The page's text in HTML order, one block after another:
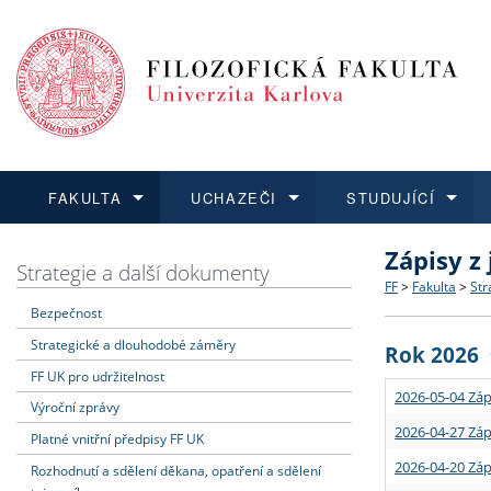
FAKULTA
Dozvědět se více
Struktura
Strategie
Podpora
UCHAZEČI
Podat přihlášku
Co
Učitelské
STUDUJÍCÍ
Dozvědět se více
Rigorózní
Dozvědět se více
O vědě a
Granty a
Dozvědět se více
Aktuální
Strategie a další dokumenty
Bezpečnost
Strategické a dlouhodobé záměry
FF UK pro udržitelnost
Výroční zprávy
Platné vnitřní předpisy FF UK
Rozhodnutí a sdělení děkana, opatření a sdělení
Zápisy
FF > Fakulta >
Rok 2026
2026-05-04
2026-04-27
2026-04-20